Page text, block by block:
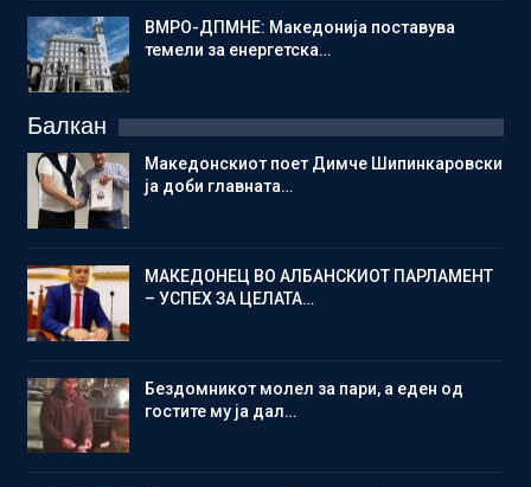
ВМРО-ДПМНЕ: Македонија поставува
темели за енергетска…
Балкан
Македонскиот поет Димче Шипинкаровски
ја доби главната…
МАКЕДОНЕЦ ВО АЛБАНСКИОТ ПАРЛАМЕНТ
– УСПЕХ ЗА ЦЕЛАТА…
Бездомникот молел за пари, а еден од
гостите му ја дал…